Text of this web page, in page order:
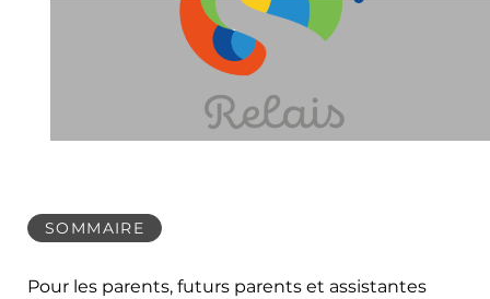
Pour les parents, futurs parents et assistantes
SOMMAIRE